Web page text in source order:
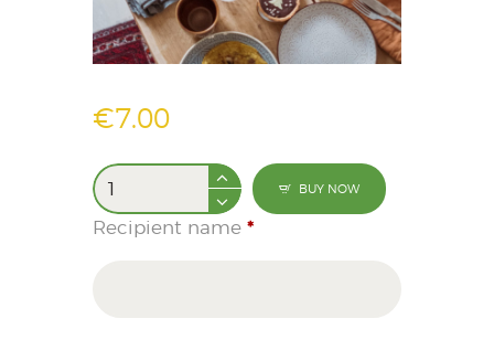
€7.00
BUY NOW
Recipient name *